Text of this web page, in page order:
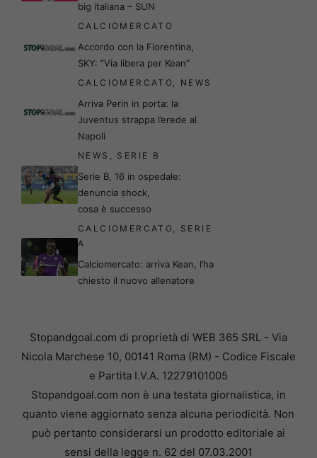
big italiana – SUN
CALCIOMERCATO
Accordo con la Fiorentina,
SKY: “Via libera per Kean”
CALCIOMERCATO, NEWS
Arriva Perin in porta: la
Juventus strappa l’erede al
Napoli
NEWS , SERIE B
Serie B, 16 in ospedale:
denuncia shock,
cosa è successo
CALCIOMERCATO, SERIE
A
Calciomercato: arriva Kean, l’ha
chiesto il nuovo allenatore
Stopandgoal.com di proprietà di WEB 365 SRL - Via
Nicola Marchese 10, 00141 Roma (RM) - Codice Fiscale
e Partita I.V.A. 12279101005
Stopandgoal.com non è una testata giornalistica, in
quanto viene aggiornato senza alcuna periodicità. Non
può pertanto considerarsi un prodotto editoriale ai
sensi della legge n. 62 del 07.03.2001